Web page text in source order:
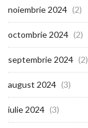
noiembrie 2024 (2)
octombrie 2024 (2)
septembrie 2024 (2)
august 2024 (3)
iulie 2024 (3)